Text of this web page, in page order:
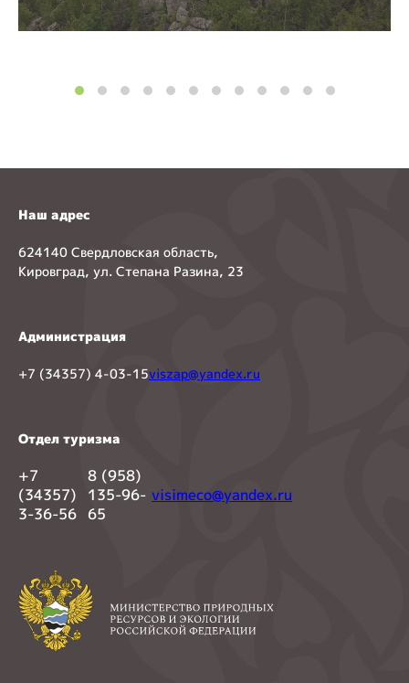
Наш адрес
624140 Свердловская область,
Кировград, ул. Степана Разина, 23
Администрация
+7 (34357) 4-03-15viszap@yandex.ru
Отдел туризма
+7
(34357)
3-36-56
8 (958)
135-96-
65
visimeco@yandex.ru